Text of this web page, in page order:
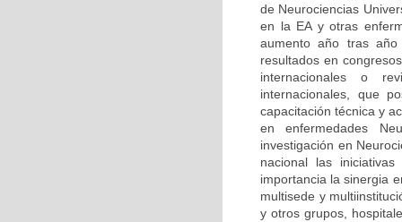
de Neurociencias
en la EA y otras
aumento año tras año
resultados en
internacionales o
internacionales, que
capacitación técnica y
en enfermedades
investigación en
nacional las
importancia la sinergia
multisede y
y otros grupos,